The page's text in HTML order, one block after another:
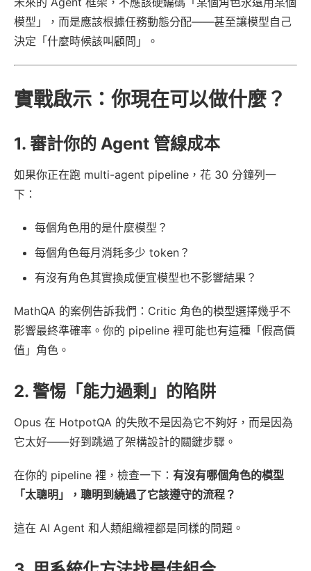
模型」，而是應該根據任務動態分配——甚至讓模型自己
決定「什麼時候該叫顧問」。
實戰啟示：你現在可以做什麼？
1. 審計你的 Agent 管線成本
如果你正在跑 multi-agent pipeline，花 30 分鐘列一
下：
每個角色用的是什麼模型？
每個角色每月消耗多少 token？
有沒有角色其實換成便宜模型也不影響結果？
MathQA 的案例告訴我們：Critic 角色的模型選擇幾乎不
影響最終準確率。你的 pipeline 裡可能也有這種「假高價
值」角色。
2. 警惕「能力過剩」的陷阱
Opus 在 HotpotQA 的失敗不是因為它不夠好，而是因為
它太好——好到跳過了架構設計的關鍵步驟。
在你的 pipeline 裡，檢查一下： 有沒有哪個角色的模型
「太聰明」，聰明到繞過了它該遵守的流程？
這在 AI Agent 和人類組織裡都是同樣的問題。